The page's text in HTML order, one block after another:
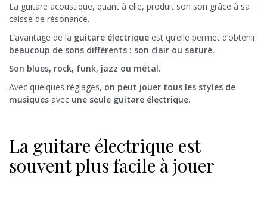
La guitare acoustique, quant à elle, produit son son grâce à sa
caisse de résonance.
L’avantage de la guitare électrique est qu’elle permet d’obtenir
beaucoup de sons différents : son clair ou saturé.
Son blues, rock, funk, jazz ou métal.
Avec quelques réglages, on peut jouer tous les styles de
musiques avec une seule guitare électrique.
La guitare électrique est
souvent plus facile à jouer